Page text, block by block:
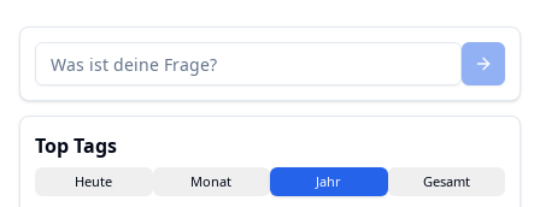
Top Tags
Heute Monat Jahr Gesamt